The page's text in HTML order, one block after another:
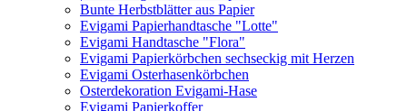
Bunte Herbstblätter aus Papier
Evigami Papierhandtasche "Lotte"
Evigami Handtasche "Flora"
Evigami Papierkörbchen sechseckig mit Herzen
Evigami Osterhasenkörbchen
Osterdekoration Evigami-Hase
Evigami Papierkoffer